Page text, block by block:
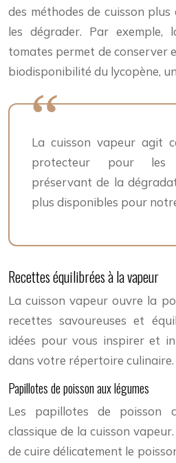
des méthodes de cuisson
les dégrader. Par exemple,
tomates permet de conserver
biodisponibilité du lycopène,
La cuisson vapeur agit
protecteur pour les
préservant de la
plus disponibles pour
Recettes équilibrées à la vapeur
La cuisson vapeur ouvre la
recettes savoureuses et
idées pour vous inspirer et
dans votre répertoire culinaire.
Papillotes de poisson aux légumes
Les papillotes de poisson
classique de la cuisson
de cuire délicatement le